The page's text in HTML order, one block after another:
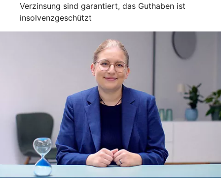
Verzinsung sind garantiert, das Guthaben ist
insolvenzgeschützt